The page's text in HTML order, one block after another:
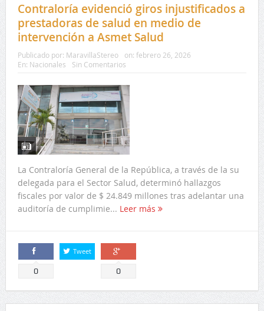
Contraloría evidenció giros injustificados a
prestadoras de salud en medio de
intervención a Asmet Salud
Publicado por: MaravillaStereo on: febrero 26, 2026
En: Nacionales Sin Comentarios
La Contraloría General de la República, a través de la su
delegada para el Sector Salud, determinó hallazgos
fiscales por valor de $ 24.849 millones tras adelantar una
auditoría de cumplimie... Leer más
Comparte
0
Tweet
Comparte
0